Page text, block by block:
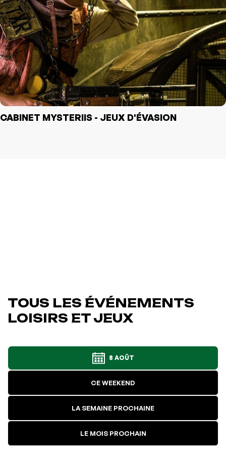
CABINET MYSTERIIS - JEUX D'ÉVASION
TOUS LES ÉVÉNEMENTS
LOISIRS ET JEUX
8 AOÛT
CE WEEKEND
LA SEMAINE PROCHAINE
LE MOIS PROCHAIN